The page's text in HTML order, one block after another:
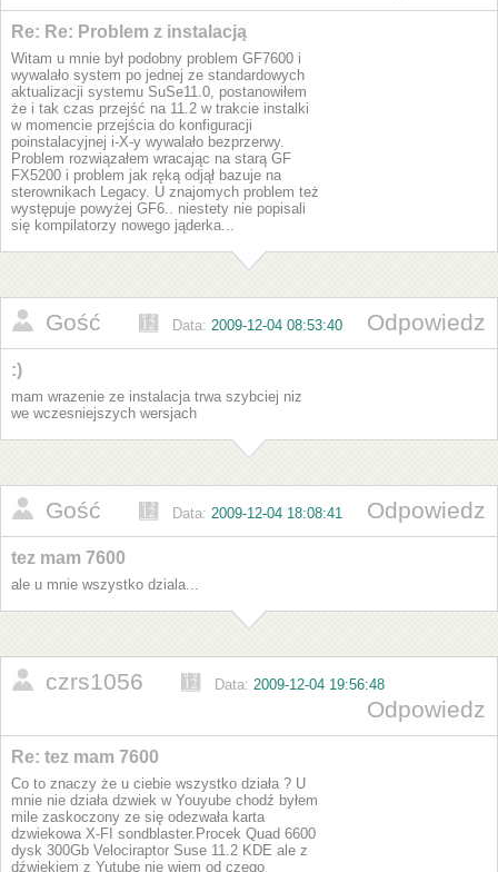
Re: Re: Problem z instalacją
Witam u mnie był podobny problem GF7600 i
wywalało system po jednej ze standardowych
aktualizacji systemu SuSe11.0, postanowiłem
że i tak czas przejść na 11.2 w trakcie instalki
w momencie przejścia do konfiguracji
poinstalacyjnej i-X-y wywalało bezprzerwy.
Problem rozwiązałem wracając na starą GF
FX5200 i problem jak ręką odjął bazuje na
sterownikach Legacy. U znajomych problem też
występuje powyżej GF6.. niestety nie popisali
się kompilatorzy nowego jąderka...
Gość Data: 2009-12-04 08:53:40 Odpowiedz
:)
mam wrazenie ze instalacja trwa szybciej niz
we wczesniejszych wersjach
Gość Data: 2009-12-04 18:08:41 Odpowiedz
tez mam 7600
ale u mnie wszystko dziala...
czrs1056 Data: 2009-12-04 19:56:48
Odpowiedz
Re: tez mam 7600
Co to znaczy że u ciebie wszystko działa ? U
mnie nie działa dzwiek w Youyube chodź byłem
mile zaskoczony ze się odezwała karta
dzwiekowa X-FI sondblaster.Procek Quad 6600
dysk 300Gb Velociraptor Suse 11.2 KDE ale z
dźwiekiem z Yutube nie wiem od czego